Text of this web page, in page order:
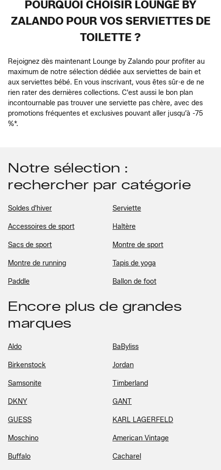
POURQUOI CHOISIR LOUNGE BY
ZALANDO POUR VOS SERVIETTES DE
TOILETTE ?
Rejoignez dès maintenant Lounge by Zalando pour profiter au
maximum de notre sélection dédiée aux serviettes de bain et
aux serviettes bébé. En vous inscrivant, vous êtes sûr·e de ne
rien rater des dernières collections. C'est aussi le bon plan
incontournable pas trouver une serviette pas chère, avec des
promotions fréquentes et exclusives pouvant aller jusqu’à -75
%*.
Notre sélection :
rechercher par catégorie
Soldes d'hiver Serviette
Accessoires de sport Haltère
Sacs de sport Montre de sport
Montre de running Tapis de yoga
Paddle Ballon de foot
Encore plus de grandes
marques
Aldo BaByliss
Birkenstock Jordan
Samsonite Timberland
DKNY GANT
GUESS KARL LAGERFELD
Moschino American Vintage
Buffalo Cacharel